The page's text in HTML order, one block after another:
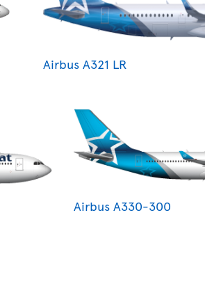
Airbus A321 LR
Airbus A330-300